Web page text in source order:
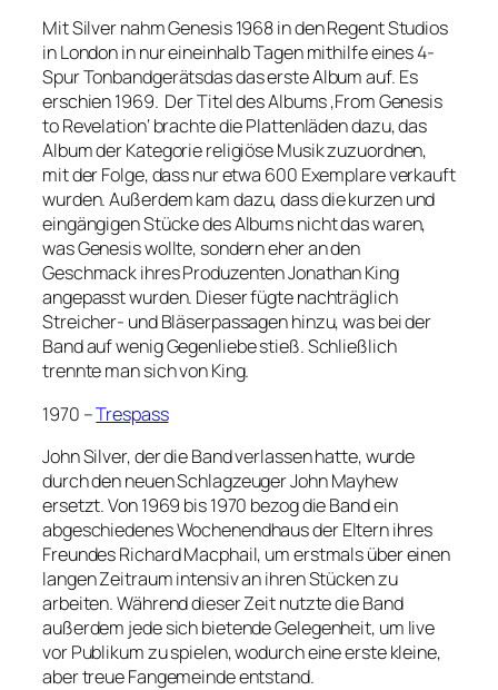
Mit Silver nahm Genesis 1968 in den Regent Studios
in London in nur eineinhalb Tagen mithilfe eines 4-
Spur Tonbandgerätsdas das erste Album auf. Es
erschien 1969. Der Titel des Albums ‚From Genesis
to Revelation‘ brachte die Plattenläden dazu, das
Album der Kategorie religiöse Musik zuzuordnen,
mit der Folge, dass nur etwa 600 Exemplare verkauft
wurden. Außerdem kam dazu, dass die kurzen und
eingängigen Stücke des Albums nicht das waren,
was Genesis wollte, sondern eher an den
Geschmack ihres Produzenten Jonathan King
angepasst wurden. Dieser fügte nachträglich
Streicher- und Bläserpassagen hinzu, was bei der
Band auf wenig Gegenliebe stieß. Schließlich
trennte man sich von King.
1970 –Trespass
John Silver, der die Band verlassen hatte, wurde
durch den neuen Schlagzeuger John Mayhew
ersetzt. Von 1969 bis 1970 bezog die Band ein
abgeschiedenes Wochenendhaus der Eltern ihres
Freundes Richard Macphail, um erstmals über einen
langen Zeitraum intensiv an ihren Stücken zu
arbeiten. Während dieser Zeit nutzte die Band
außerdem jede sich bietende Gelegenheit, um live
vor Publikum zu spielen, wodurch eine erste kleine,
aber treue Fangemeinde entstand.